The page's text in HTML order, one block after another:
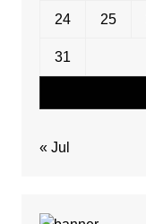
24 25
31
« Jul